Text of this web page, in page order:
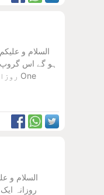
السلام و
روزانہ